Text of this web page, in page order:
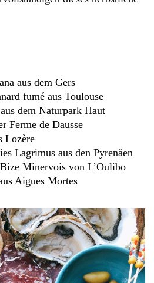
aus dem Gers
fumé aus Toulouse
dem Naturpark Haut
Ferme de Dausse
Lozère
Lagrimus aus den Pyrenäen
Minervois von L’Oulibo
Aigues Mortes